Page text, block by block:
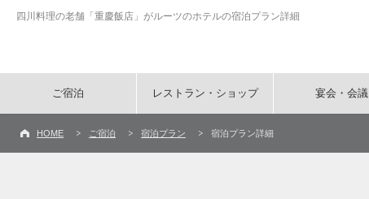
四川料理の老舗「重慶飯店」がルーツのホテルの宿泊プラン詳細
ご宿泊 レストラン・ショップ 宴会・会議
HOME ご宿泊 宿泊プラン 宿泊プラン詳細